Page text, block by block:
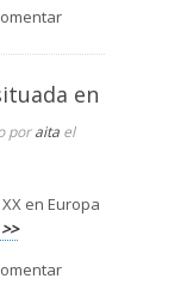
el tratado
1830.
Argelia y
y Creta.
en la Guerra
en
poraita el
en Europa